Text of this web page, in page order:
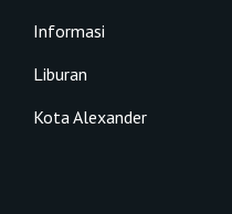
Informasi
Liburan
Kota Alexander